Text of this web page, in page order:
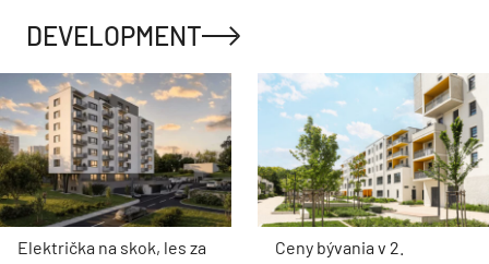
DEVELOPMENT
Električka na skok, les za
Ceny bývania v 2.